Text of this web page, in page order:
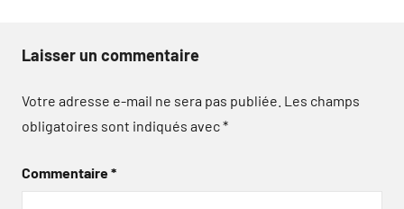
Laisser un commentaire
Votre adresse e-mail ne sera pas publiée. Les champs
obligatoires sont indiqués avec*
Commentaire*